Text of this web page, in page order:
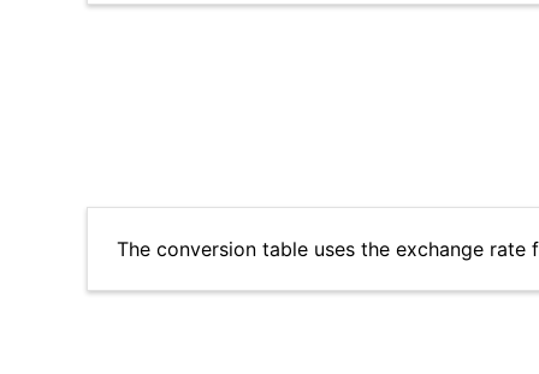
The conversion table uses the exchange